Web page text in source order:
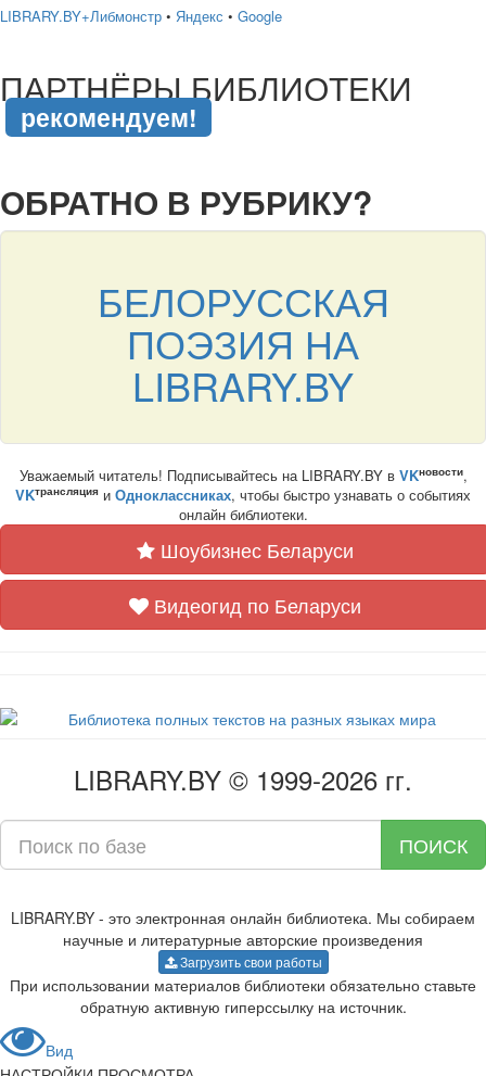
LIBRARY.BY+Либмонстр • Яндекс • Google
ПАРТНЁРЫ БИБЛИОТЕКИ
рекомендуем!
ОБРАТНО В РУБРИКУ?
БЕЛОРУССКАЯ
ПОЭЗИЯ НА
LIBRARY.BY
Уважаемый читатель! Подписывайтесь на LIBRARY.BY в VKновости,
VKтрансляция и Одноклассниках, чтобы быстро узнавать о событиях
онлайн библиотеки.
Шоубизнес Беларуси
Видеогид по Беларуси
LIBRARY.BY © 1999-2026 гг.
ПОИСК
LIBRARY.BY - это электронная онлайн библиотека. Мы собираем
научные и литературные авторские произведения
Загрузить свои работы
При использовании материалов библиотеки обязательно ставьте
обратную активную гиперссылку на источник.
Вид